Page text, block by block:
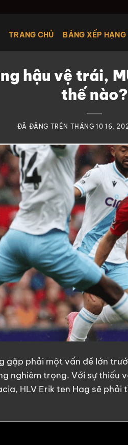
TRANG CHỦ BẢNG XẾP HẠNG
hậu vệ trái,
thế nào?
ĐÃ ĐĂNG TRÊN THÁNG 10 16,
gặp phải một vấn đề lớn
nghiêm trọng. Với sự thiếu
HLV Erik ten Hag sẽ